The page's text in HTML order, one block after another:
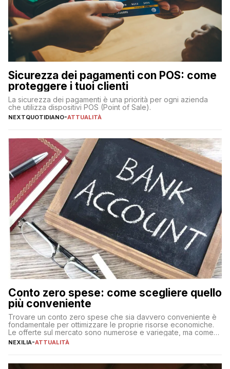
Sicurezza dei pagamenti con POS: come
proteggere i tuoi clienti
La sicurezza dei pagamenti è una priorità per ogni azienda
che utilizza dispositivi POS (Point of Sale).
NEXTQUOTIDIANO-ATTUALITÀ
Conto zero spese: come scegliere quello
più conveniente
Trovare un conto zero spese che sia davvero conveniente è
fondamentale per ottimizzare le proprie risorse economiche.
Le offerte sul mercato sono numerose e variegate, ma come
individuare quella più adatta alle proprie esigenze senza
sul […]
NEXILIA-ATTUALITÀ